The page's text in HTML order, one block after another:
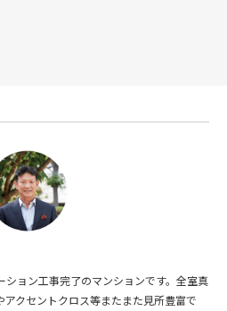
ション工事完了のマンションです。全室真
クセントクロス等またまた見所豊富で